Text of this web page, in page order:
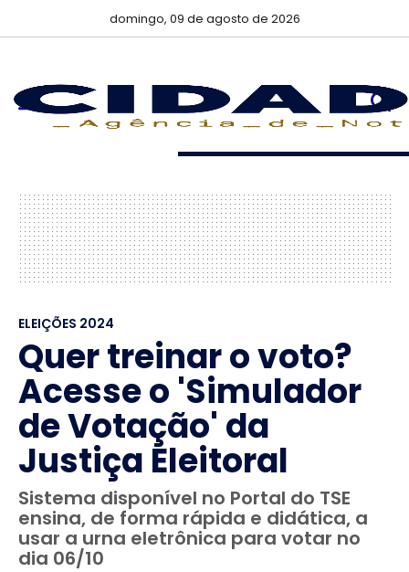
domingo, 09 de agosto de 2026
ELEIÇÕES 2024
Quer treinar o voto?
Acesse o 'Simulador
de Votação' da
Justiça Eleitoral
Sistema disponível no Portal do TSE
ensina, de forma rápida e didática, a
usar a urna eletrônica para votar no
dia 06/10